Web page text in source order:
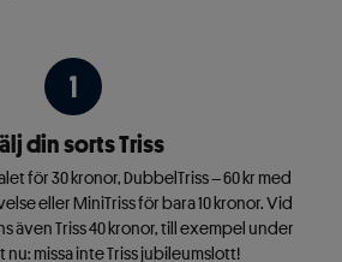
din sorts Triss
för 30 kronor, DubbelTriss – 60 kr med
eller MiniTriss för bara 10 kronor. Vid
även Triss 40 kronor, till exempel under
nu: missa inte Triss jubileumslott!